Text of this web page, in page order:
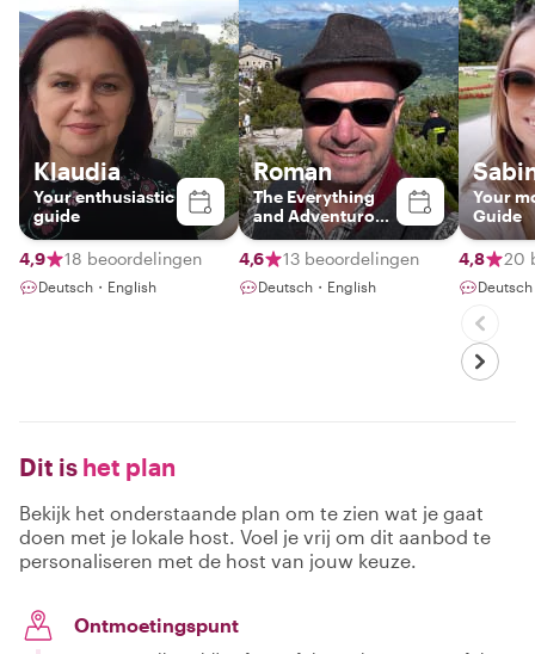
Klaudia
Your enthusiastic
guide
4,9 18 beoordelingen
Deutsch・English
Roman
The Everything
and Adventurous
Guide
4,6
13 beoordelingen
Deutsch・English
Your
Guide
4,8 20
Dit is het plan
Bekijk het onderstaande plan om te zien wat je gaat
doen met je lokale host. Voel je vrij om dit aanbod te
personaliseren met de host van jouw keuze.
Ontmoetingspunt